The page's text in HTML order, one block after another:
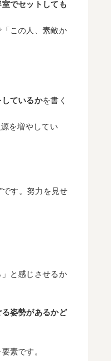
でセットしても
この人、素敵か
ているかを書く
を増やしてい
です。努力を見せ
と感じさせるか
姿勢があるかど
素です。